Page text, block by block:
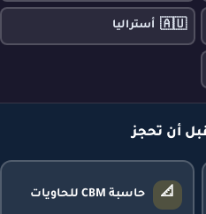
🇦🇺 أستراليا
أن تحجز
📐 حاسبة CBM للحاويات